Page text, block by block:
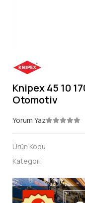
Knipex 45 10
Otomotiv
Yorum Yaz
Ürün Kodu
Kategori